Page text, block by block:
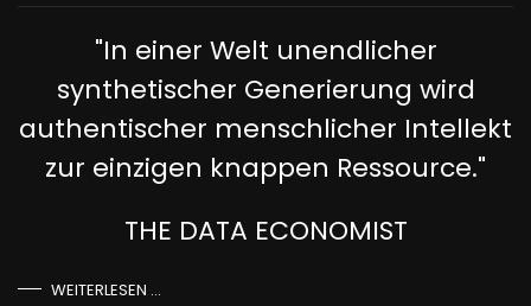
"In einer Welt unendlicher
synthetischer Generierung wird
authentischer menschlicher Intellekt
zur einzigen knappen Ressource."
THE DATA ECONOMIST
WEITERLESEN …